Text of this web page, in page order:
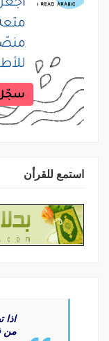
استمع للقرأن
من